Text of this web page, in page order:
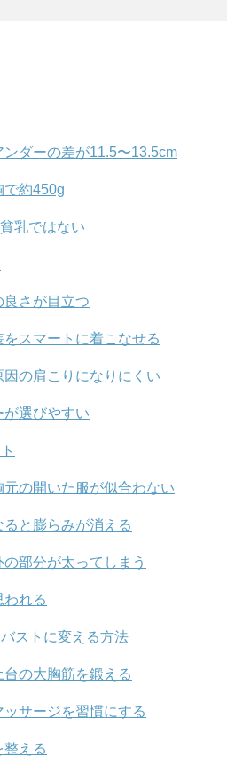
ンダーの差が11.5〜13.5cm
で約450g
乳ではない
良さが目立つ
スマートに着こなせる
因の肩こりになりにくい
が選びやすい
元の開いた服が似合わない
と膨らみが消える
部分が太ってしまう
われる
ストに変える方法
の大胸筋を鍛える
ッサージを習慣にする
整える